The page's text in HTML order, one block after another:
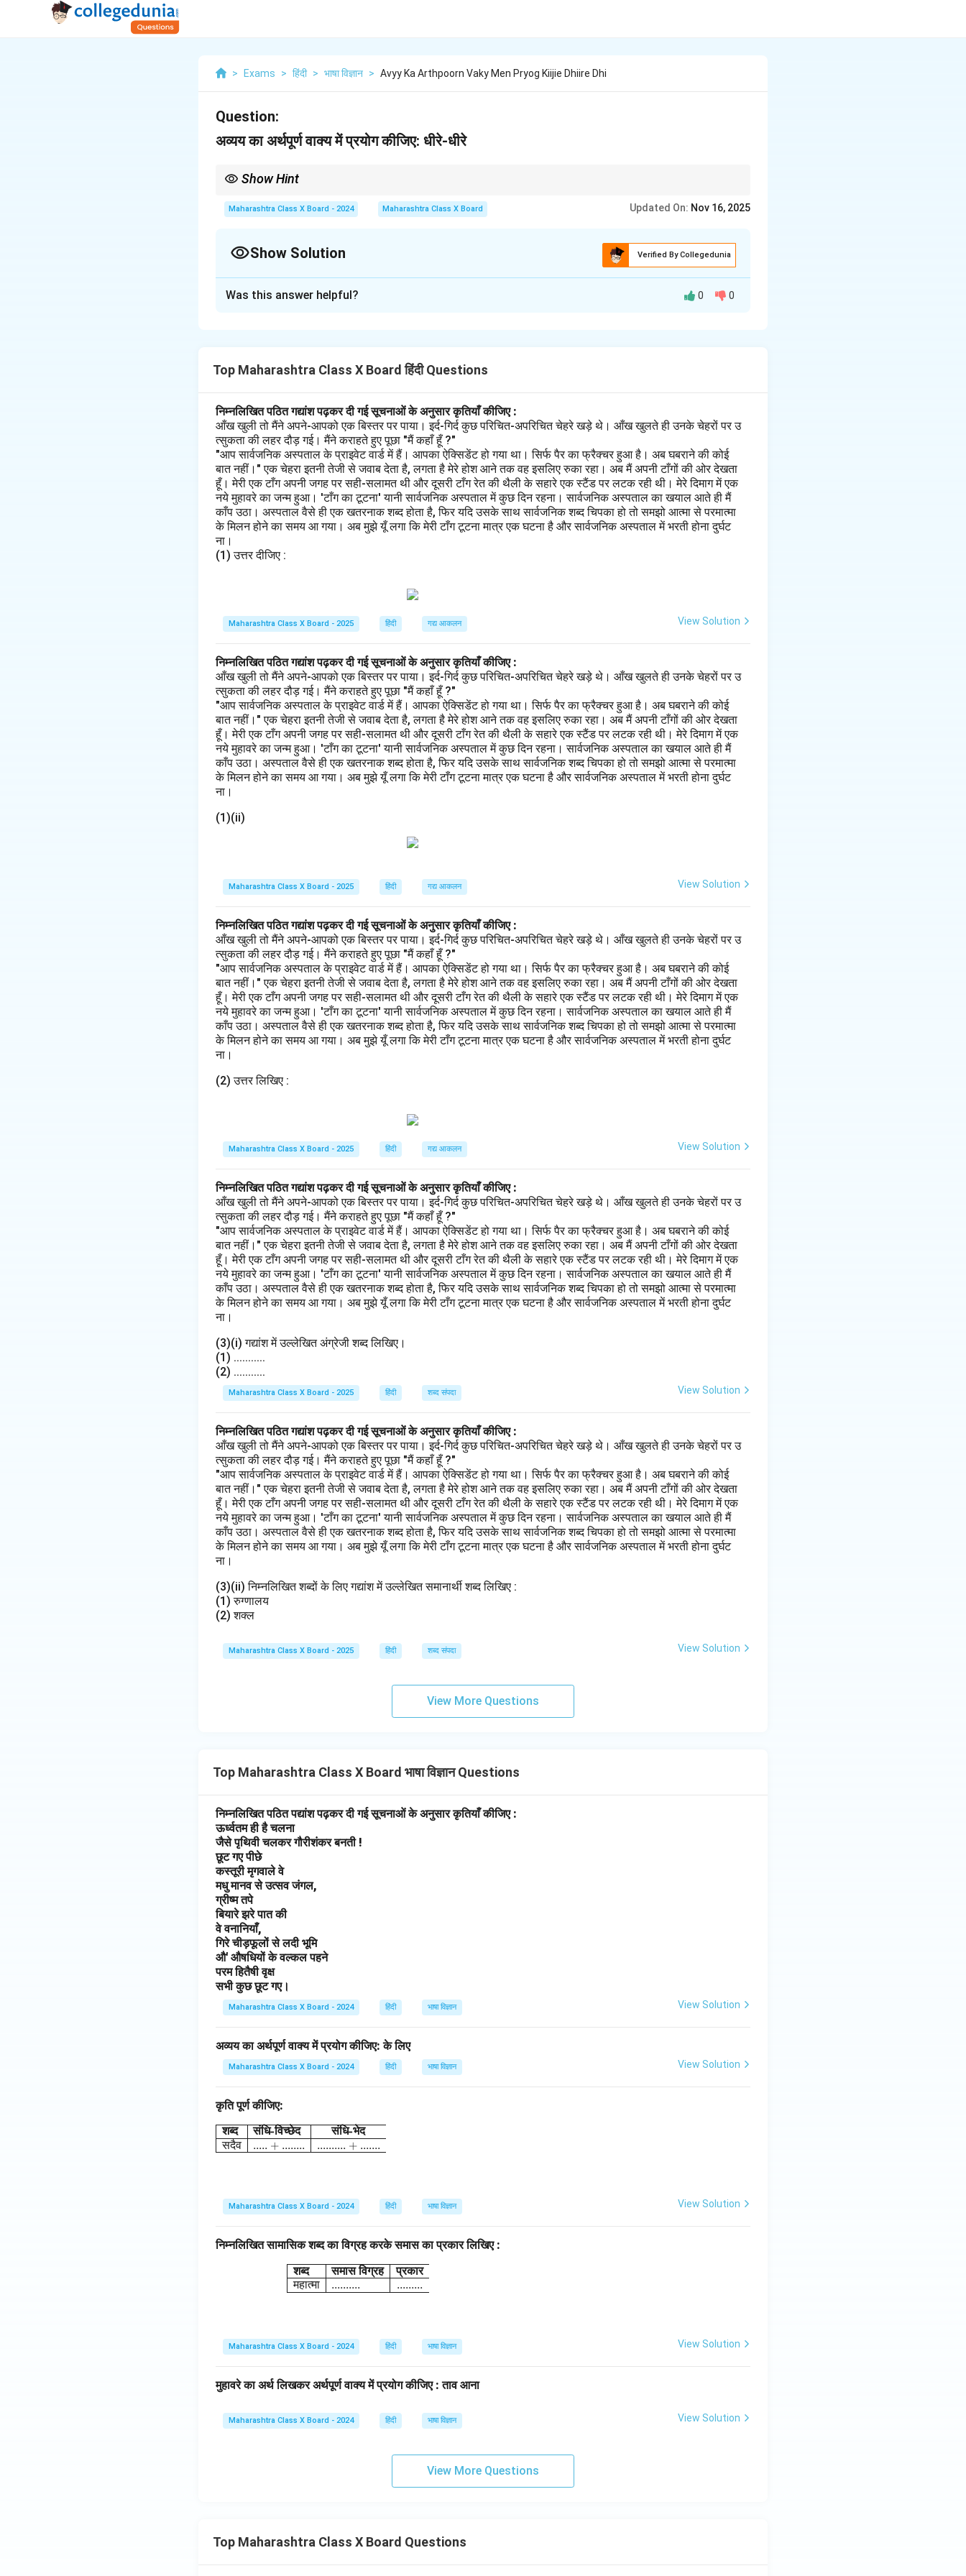
> Exams > हिंदी > भाषा विज्ञान > Avyy Ka Arthpoorn Vaky Men Pryog Kiijie Dhiire Dhi
Question:
अव्यय का अर्थपूर्ण वाक्य में प्रयोग कीजिए: धीरे-धीरे
Show Hint
Maharashtra Class X Board - 2024 Maharashtra Class X Board Updated On: Nov 16, 2025
Show Solution Verified By Collegedunia
Was this answer helpful? 0 0
Top Maharashtra Class X Board हिंदी Questions
निम्नलिखित पठित गद्यांश पढ़कर दी गई सूचनाओं के अनुसार कृतियाँ कीजिए :
आँख खुली तो मैंने अपने-आपको एक बिस्तर पर पाया। इर्द-गिर्द कुछ परिचित-अपरिचित चेहरे खड़े थे। आँख खुलते ही उनके चेहरों पर उ
त्सुकता की लहर दौड़ गई। मैंने कराहते हुए पूछा "मैं कहाँ हूँ ?"
"आप सार्वजनिक अस्पताल के प्राइवेट वार्ड में हैं। आपका ऐक्सिडेंट हो गया था। सिर्फ पैर का फ्रैक्चर हुआ है। अब घबराने की कोई
बात नहीं।" एक चेहरा इतनी तेजी से जवाब देता है, लगता है मेरे होश आने तक वह इसलिए रुका रहा। अब मैं अपनी टाँगों की ओर देखता
हूँ। मेरी एक टाँग अपनी जगह पर सही-सलामत थी और दूसरी टाँग रेत की थैली के सहारे एक स्टैंड पर लटक रही थी। मेरे दिमाग में एक
नये मुहावरे का जन्म हुआ। 'टाँग का टूटना' यानी सार्वजनिक अस्पताल में कुछ दिन रहना। सार्वजनिक अस्पताल का खयाल आते ही मैं
काँप उठा। अस्पताल वैसे ही एक खतरनाक शब्द होता है, फिर यदि उसके साथ सार्वजनिक शब्द चिपका हो तो समझो आत्मा से परमात्मा
के मिलन होने का समय आ गया। अब मुझे यूँ लगा कि मेरी टाँग टूटना मात्र एक घटना है और सार्वजनिक अस्पताल में भरती होना दुर्घट
ना।
(1) उत्तर दीजिए :
Maharashtra Class X Board - 2025 हिंदी गद्य आकलन View Solution
निम्नलिखित पठित गद्यांश पढ़कर दी गई सूचनाओं के अनुसार कृतियाँ कीजिए :
आँख खुली तो मैंने अपने-आपको एक बिस्तर पर पाया। इर्द-गिर्द कुछ परिचित-अपरिचित चेहरे खड़े थे। आँख खुलते ही उनके चेहरों पर उ
त्सुकता की लहर दौड़ गई। मैंने कराहते हुए पूछा "मैं कहाँ हूँ ?"
"आप सार्वजनिक अस्पताल के प्राइवेट वार्ड में हैं। आपका ऐक्सिडेंट हो गया था। सिर्फ पैर का फ्रैक्चर हुआ है। अब घबराने की कोई
बात नहीं।" एक चेहरा इतनी तेजी से जवाब देता है, लगता है मेरे होश आने तक वह इसलिए रुका रहा। अब मैं अपनी टाँगों की ओर देखता
हूँ। मेरी एक टाँग अपनी जगह पर सही-सलामत थी और दूसरी टाँग रेत की थैली के सहारे एक स्टैंड पर लटक रही थी। मेरे दिमाग में एक
नये मुहावरे का जन्म हुआ। 'टाँग का टूटना' यानी सार्वजनिक अस्पताल में कुछ दिन रहना। सार्वजनिक अस्पताल का खयाल आते ही मैं
काँप उठा। अस्पताल वैसे ही एक खतरनाक शब्द होता है, फिर यदि उसके साथ सार्वजनिक शब्द चिपका हो तो समझो आत्मा से परमात्मा
के मिलन होने का समय आ गया। अब मुझे यूँ लगा कि मेरी टाँग टूटना मात्र एक घटना है और सार्वजनिक अस्पताल में भरती होना दुर्घट
ना।
(1)(ii)
Maharashtra Class X Board - 2025 हिंदी गद्य आकलन View Solution
निम्नलिखित पठित गद्यांश पढ़कर दी गई सूचनाओं के अनुसार कृतियाँ कीजिए :
आँख खुली तो मैंने अपने-आपको एक बिस्तर पर पाया। इर्द-गिर्द कुछ परिचित-अपरिचित चेहरे खड़े थे। आँख खुलते ही उनके चेहरों पर उ
त्सुकता की लहर दौड़ गई। मैंने कराहते हुए पूछा "मैं कहाँ हूँ ?"
"आप सार्वजनिक अस्पताल के प्राइवेट वार्ड में हैं। आपका ऐक्सिडेंट हो गया था। सिर्फ पैर का फ्रैक्चर हुआ है। अब घबराने की कोई
बात नहीं।" एक चेहरा इतनी तेजी से जवाब देता है, लगता है मेरे होश आने तक वह इसलिए रुका रहा। अब मैं अपनी टाँगों की ओर देखता
हूँ। मेरी एक टाँग अपनी जगह पर सही-सलामत थी और दूसरी टाँग रेत की थैली के सहारे एक स्टैंड पर लटक रही थी। मेरे दिमाग में एक
नये मुहावरे का जन्म हुआ। 'टाँग का टूटना' यानी सार्वजनिक अस्पताल में कुछ दिन रहना। सार्वजनिक अस्पताल का खयाल आते ही मैं
काँप उठा। अस्पताल वैसे ही एक खतरनाक शब्द होता है, फिर यदि उसके साथ सार्वजनिक शब्द चिपका हो तो समझो आत्मा से परमात्मा
के मिलन होने का समय आ गया। अब मुझे यूँ लगा कि मेरी टाँग टूटना मात्र एक घटना है और सार्वजनिक अस्पताल में भरती होना दुर्घट
ना।
(2) उत्तर लिखिए :
Maharashtra Class X Board - 2025 हिंदी गद्य आकलन View Solution
निम्नलिखित पठित गद्यांश पढ़कर दी गई सूचनाओं के अनुसार कृतियाँ कीजिए :
आँख खुली तो मैंने अपने-आपको एक बिस्तर पर पाया। इर्द-गिर्द कुछ परिचित-अपरिचित चेहरे खड़े थे। आँख खुलते ही उनके चेहरों पर उ
त्सुकता की लहर दौड़ गई। मैंने कराहते हुए पूछा "मैं कहाँ हूँ ?"
"आप सार्वजनिक अस्पताल के प्राइवेट वार्ड में हैं। आपका ऐक्सिडेंट हो गया था। सिर्फ पैर का फ्रैक्चर हुआ है। अब घबराने की कोई
बात नहीं।" एक चेहरा इतनी तेजी से जवाब देता है, लगता है मेरे होश आने तक वह इसलिए रुका रहा। अब मैं अपनी टाँगों की ओर देखता
हूँ। मेरी एक टाँग अपनी जगह पर सही-सलामत थी और दूसरी टाँग रेत की थैली के सहारे एक स्टैंड पर लटक रही थी। मेरे दिमाग में एक
नये मुहावरे का जन्म हुआ। 'टाँग का टूटना' यानी सार्वजनिक अस्पताल में कुछ दिन रहना। सार्वजनिक अस्पताल का खयाल आते ही मैं
काँप उठा। अस्पताल वैसे ही एक खतरनाक शब्द होता है, फिर यदि उसके साथ सार्वजनिक शब्द चिपका हो तो समझो आत्मा से परमात्मा
के मिलन होने का समय आ गया। अब मुझे यूँ लगा कि मेरी टाँग टूटना मात्र एक घटना है और सार्वजनिक अस्पताल में भरती होना दुर्घट
ना।
(3)(i) गद्यांश में उल्लेखित अंग्रेजी शब्द लिखिए।
(1) ...........
(2) ...........
Maharashtra Class X Board - 2025 हिंदी शब्द संपदा View Solution
निम्नलिखित पठित गद्यांश पढ़कर दी गई सूचनाओं के अनुसार कृतियाँ कीजिए :
आँख खुली तो मैंने अपने-आपको एक बिस्तर पर पाया। इर्द-गिर्द कुछ परिचित-अपरिचित चेहरे खड़े थे। आँख खुलते ही उनके चेहरों पर उ
त्सुकता की लहर दौड़ गई। मैंने कराहते हुए पूछा "मैं कहाँ हूँ ?"
"आप सार्वजनिक अस्पताल के प्राइवेट वार्ड में हैं। आपका ऐक्सिडेंट हो गया था। सिर्फ पैर का फ्रैक्चर हुआ है। अब घबराने की कोई
बात नहीं।" एक चेहरा इतनी तेजी से जवाब देता है, लगता है मेरे होश आने तक वह इसलिए रुका रहा। अब मैं अपनी टाँगों की ओर देखता
हूँ। मेरी एक टाँग अपनी जगह पर सही-सलामत थी और दूसरी टाँग रेत की थैली के सहारे एक स्टैंड पर लटक रही थी। मेरे दिमाग में एक
नये मुहावरे का जन्म हुआ। 'टाँग का टूटना' यानी सार्वजनिक अस्पताल में कुछ दिन रहना। सार्वजनिक अस्पताल का खयाल आते ही मैं
काँप उठा। अस्पताल वैसे ही एक खतरनाक शब्द होता है, फिर यदि उसके साथ सार्वजनिक शब्द चिपका हो तो समझो आत्मा से परमात्मा
के मिलन होने का समय आ गया। अब मुझे यूँ लगा कि मेरी टाँग टूटना मात्र एक घटना है और सार्वजनिक अस्पताल में भरती होना दुर्घट
ना।
(3)(ii) निम्नलिखित शब्दों के लिए गद्यांश में उल्लेखित समानार्थी शब्द लिखिए :
(1) रुग्णालय
(2) शक्ल
Maharashtra Class X Board - 2025 हिंदी शब्द संपदा View Solution
View More Questions
Top Maharashtra Class X Board भाषा विज्ञान Questions
निम्नलिखित पठित पद्यांश पढ़कर दी गई सूचनाओं के अनुसार कृतियाँ कीजिए :
ऊर्ध्वतम ही है चलना
जैसे पृथिवी चलकर गौरीशंकर बनती !
छूट गए पीछे
कस्तूरी मृगवाले वे
मधु मानव से उत्सव जंगल,
ग्रीष्म तपे
बियारे झरे पात की
वे वनानियाँ,
गिरे चीड़फूलों से लदी भूमि
औ' औषधियों के वल्कल पहने
परम हितैषी वृक्ष
सभी कुछ छूट गए।
Maharashtra Class X Board - 2024 हिंदी भाषा विज्ञान View Solution
अव्यय का अर्थपूर्ण वाक्य में प्रयोग कीजिए: के लिए
Maharashtra Class X Board - 2024 हिंदी भाषा विज्ञान View Solution
कृति पूर्ण कीजिए:
\begin{array}{|l|l|} \hline \textbf{शब्द} & \textbf{संधि-विच्छेद} & \textbf{संधि-भेद} \\ \hline \text{सदैव} & \text{..... + ........} &
शब्द
सदैव
संधि-विच्छेद
..... + ........
संधि-भेद
.......... + .......
Maharashtra Class X Board - 2024 हिंदी भाषा विज्ञान View Solution
निम्नलिखित सामासिक शब्द का विग्रह करके समास का प्रकार लिखिए :
\begin{array}{|l|l|} \hline \textbf{शब्द} & \textbf{समास विग्रह} & \textbf{प्रकार} \\ \hline \text{महात्मा} & \text{..........}
शब्द
महात्मा
समास विग्रह
..........
प्रकार
.........
Maharashtra Class X Board - 2024 हिंदी भाषा विज्ञान View Solution
मुहावरे का अर्थ लिखकर अर्थपूर्ण वाक्य में प्रयोग कीजिए : ताव आना
Maharashtra Class X Board - 2024 हिंदी भाषा विज्ञान View Solution
View More Questions
Top Maharashtra Class X Board Questions